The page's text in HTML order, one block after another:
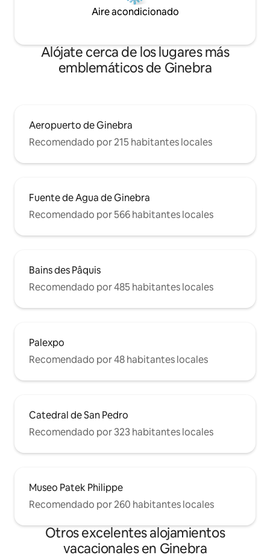
Aire acondicionado
Alójate cerca de los lugares más
emblemáticos de Ginebra
Aeropuerto de Ginebra
Recomendado por 215 habitantes locales
Fuente de Agua de Ginebra
Recomendado por 566 habitantes locales
Bains des Pâquis
Recomendado por 485 habitantes locales
Palexpo
Recomendado por 48 habitantes locales
Catedral de San Pedro
Recomendado por 323 habitantes locales
Museo Patek Philippe
Recomendado por 260 habitantes locales
Otros excelentes alojamientos
vacacionales en Ginebra